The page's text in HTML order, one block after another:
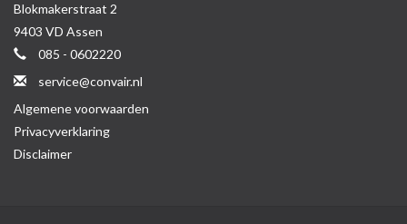
Blokmakerstraat 2
9403 VD Assen
085 - 0602220
service@convair.nl
Algemene voorwaarden
Privacyverklaring
Disclaimer